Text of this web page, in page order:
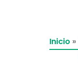
Inicio »